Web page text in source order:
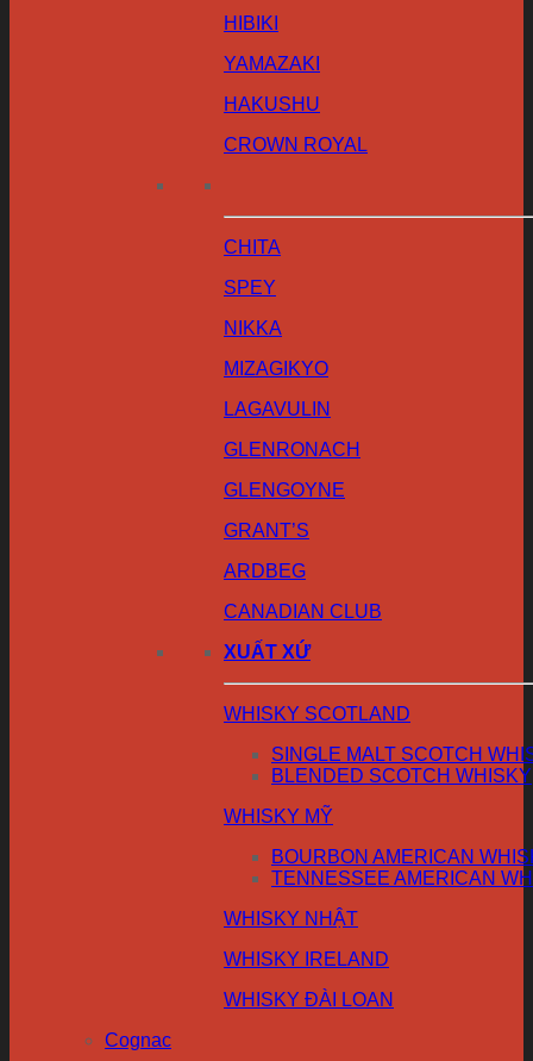
HIBIKI
YAMAZAKI
HAKUSHU
CROWN ROYAL
CHITA
SPEY
NIKKA
MIZAGIKYO
LAGAVULIN
GLENRONACH
GLENGOYNE
GRANT’S
ARDBEG
CANADIAN CLUB
XUẤT XỨ
WHISKY SCOTLAND
SINGLE MALT SCOTCH
BLENDED SCOTCH WHISKY
WHISKY MỸ
BOURBON AMERICAN
TENNESSEE AMERICAN
WHISKY NHẬT
WHISKY IRELAND
WHISKY ĐÀI LOAN
Cognac